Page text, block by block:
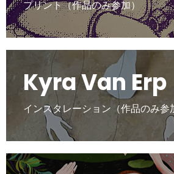
プリント（作品のみ参加）
Kyra Van Erp
インスタレーション（作品のみ参